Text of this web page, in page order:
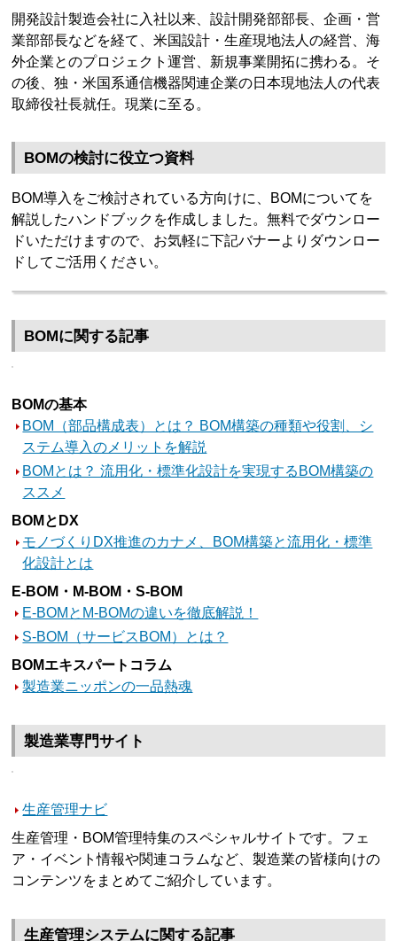
開発設計製造会社に入社以来、設計開発部部長、企画・営
業部部長などを経て、米国設計・生産現地法人の経営、海
外企業とのプロジェクト運営、新規事業開拓に携わる。そ
の後、独・米国系通信機器関連企業の日本現地法人の代表
取締役社長就任。現業に至る。
BOMの検討に役立つ資料
BOM導入をご検討されている方向けに、BOMについてを
解説したハンドブックを作成しました。無料でダウンロー
ドいただけますので、お気軽に下記バナーよりダウンロー
ドしてご活用ください。
BOMに関する記事
BOMの基本
BOM（部品構成表）とは？ BOM構築の種類や役割、シ
ステム導入のメリットを解説
BOMとは？ 流用化・標準化設計を実現するBOM構築の
ススメ
BOMとDX
モノづくりDX推進のカナメ、BOM構築と流用化・標準
化設計とは
E-BOM・M-BOM・S-BOM
E-BOMとM-BOMの違いを徹底解説！
S-BOM（サービスBOM）とは？
BOMエキスパートコラム
製造業ニッポンの一品熱魂
製造業専門サイト
生産管理ナビ
生産管理・BOM管理特集のスペシャルサイトです。フェ
ア・イベント情報や関連コラムなど、製造業の皆様向けの
コンテンツをまとめてご紹介しています。
生産管理システムに関する記事